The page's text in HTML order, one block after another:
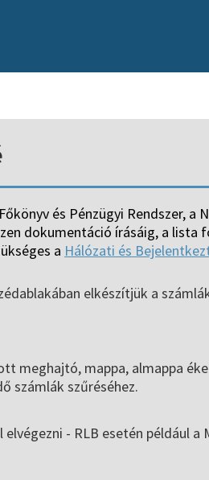
és Pénzügyi Rendszer, a
dokumentáció írásáig, a lista
a Hálózati és
elkészítjük a
meghajtó, mappa, almappa
számlák szűréséhez.
- RLB esetén például a